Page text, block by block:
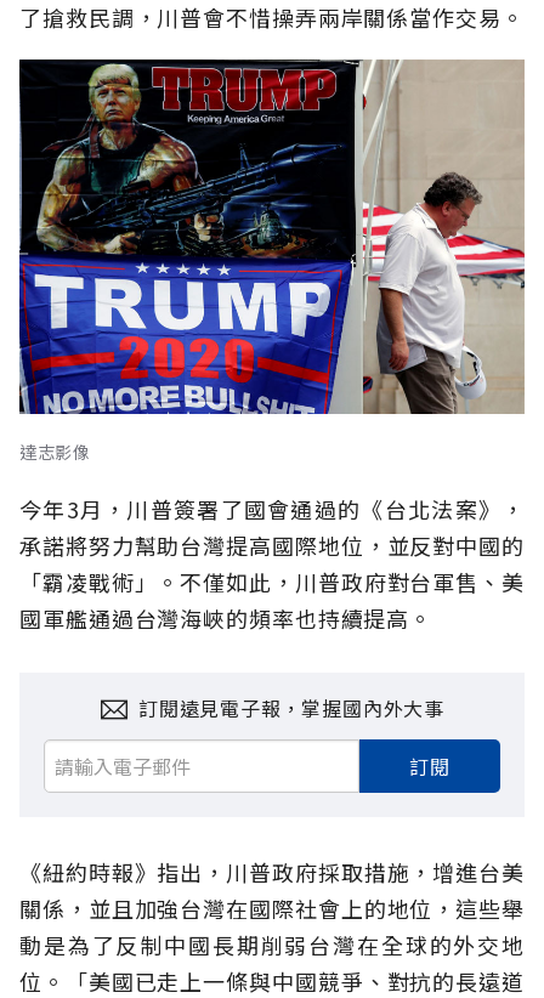
了搶救民調，川普會不惜操弄兩岸關係當作交易。
達志影像
今年3月，川普簽署了國會通過的《台北法案》，
承諾將努力幫助台灣提高國際地位，並反對中國的
「霸凌戰術」。不僅如此，川普政府對台軍售、美
國軍艦通過台灣海峽的頻率也持續提高。
訂閱遠見電子報，掌握國內外大事
訂閱
《紐約時報》指出，川普政府採取措施，增進台美
關係，並且加強台灣在國際社會上的地位，這些舉
動是為了反制中國長期削弱台灣在全球的外交地
位。「美國已走上一條與中國競爭、對抗的長遠道